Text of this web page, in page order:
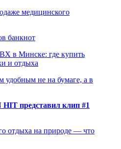
медицинского
банкнот
в Минске: где купить
и отдыха
удобным не на бумаге, а в
представил клип #1
отдыха на природе — что